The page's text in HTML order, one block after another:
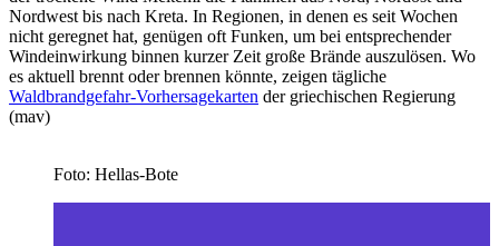
Nordwest bis nach Kreta. In Regionen, in denen es seit Wochen
nicht geregnet hat, genügen oft Funken, um bei entsprechender
Windeinwirkung binnen kurzer Zeit große Brände auszulösen. Wo
es aktuell brennt oder brennen könnte, zeigen tägliche
Waldbrandgefahr-Vorhersagekarten der griechischen Regierung
(mav)
Foto: Hellas-Bote